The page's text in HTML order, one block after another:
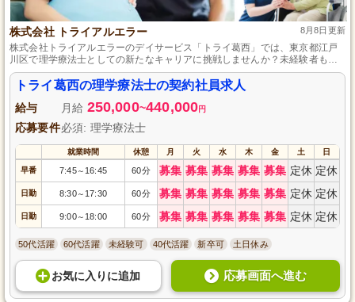
株式会社 トライアルエラー 8月8日更新
株式会社トライアルエラーのデイサービス「トライ葛西」では、東京都江戸
川区で理学療法士としての新たなキャリアに挑戦しませんか？未経験者も大
歓迎！手厚いサポートと充実した待遇が整った環境で、高齢者の方々の「で
きる喜び」を支えましょう。プロフェッショナルとして成長しながら、地域
社会への貢献を実感できる職場です。あなたの資格と自動車免許を活かし、
充実したワークライフバランスを実現しましょう。ぜひこの機会にご応募く
ださい！
トライ葛西の理学療法士の契約社員求人
給与 月給 250,000~440,000円
応募要件必須: 理学療法士
就業時間 休憩 月 火 水 木 金 土 日
早番 7:45～ 16:45 60分 募集 募集 募集 募集 募集 定休 定休
日勤 8:30～ 17:30 60分 募集 募集 募集 募集 募集 定休 定休
日勤 9:00～ 18:00 60分 募集 募集 募集 募集 募集 定休 定休
50代活躍 60代活躍 未経験可 40代活躍 新卒可 土日休み
お気に入り に追加 応募画面へ進む